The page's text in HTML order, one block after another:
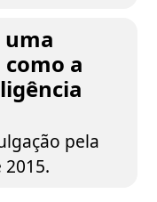
a
pela